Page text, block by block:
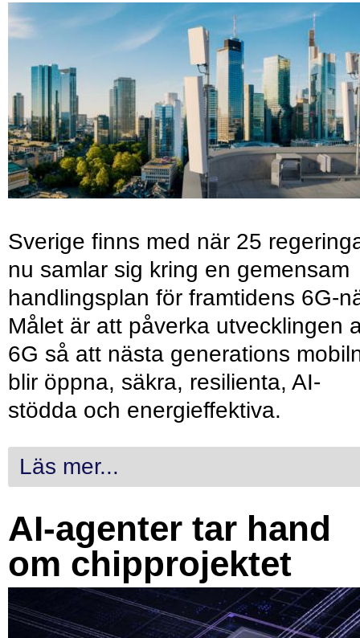
Sverige finns med när 25
nu samlar sig kring en gemensam
handlingsplan för framtidens 6G-
Målet är att påverka utvecklingen
6G så att nästa generations
blir öppna, säkra, resilienta, AI-
stödda och energieffektiva.
Läs mer...
AI-agenter tar hand
om chipprojektet